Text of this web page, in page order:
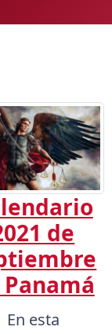
de
En esta